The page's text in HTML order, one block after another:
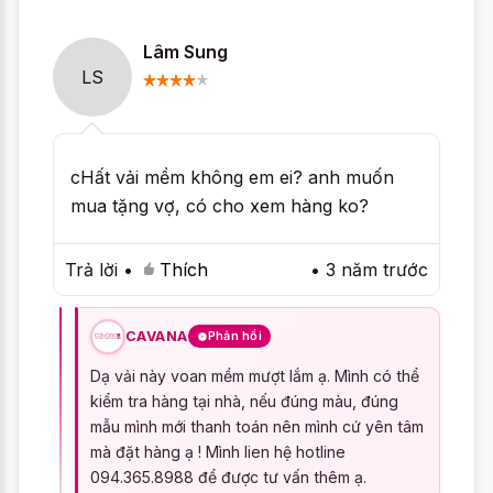
- Hãy giặt với dầu gội hoặc sữa tắm của
bạn để tránh bay màu.
- Phơi bằng loại móc gỗ hoặc có bọc vải,
móc nhựa làm bay màu sản phẩm.
- Khô rồi thì nhớ xếp gọn nơi thoáng mát
tránh ẩm móc nhé!
LIÊN HỆ VỚI CAVANA ĐỂ CAVANA CHẮP
CÁNH TÌNH YÊU CHO BẠN NHÉ!
Có những màu nào để
chọn ?
Rất tiếc, sản phẩmVáy ngủ gợi cảm Đôi
LS
Lâm Sung
cHất vải mềm không em ei? anh muốn
mua tặng vợ, có cho xem hàng ko?
Trả lời • Thích • 3 năm trước
CAVANA Phản hồi
Dạ vải này voan mềm mượt lắm ạ. Mình có thể
kiểm tra hàng tại nhà, nếu đúng màu, đúng
mẫu mình mới thanh toán nên mình cứ yên tâm
mà đặt hàng ạ ! Mình lien hệ hotline
094.365.8988 để được tư vấn thêm ạ.